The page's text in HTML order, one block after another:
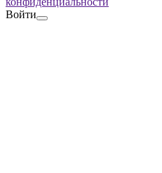
Войти